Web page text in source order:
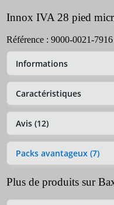
Innox IVA 28 pied
Référence : 9000-0021-7916
Informations
Caractéristiques
Avis (12)
Packs avantageux (7)
Plus de produits sur